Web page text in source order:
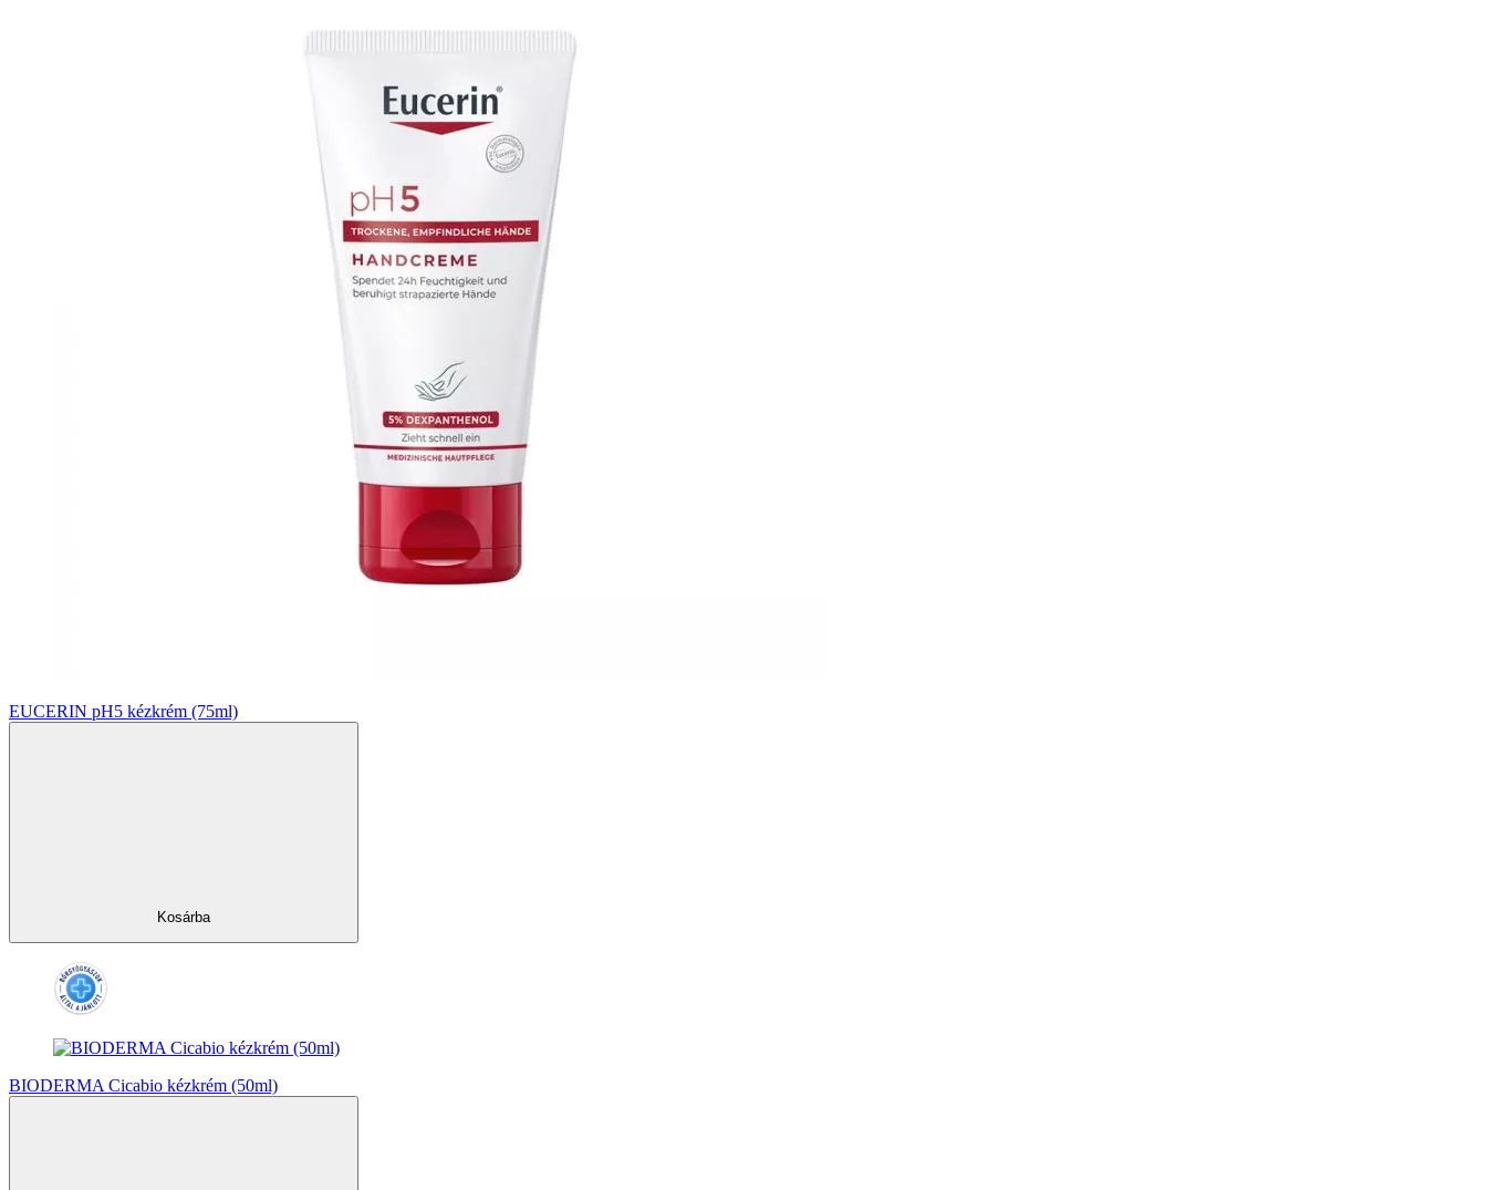
EUCERIN pH5 kézkrém (75ml)
Kosárba
BIODERMA Cicabio kézkrém (50ml)